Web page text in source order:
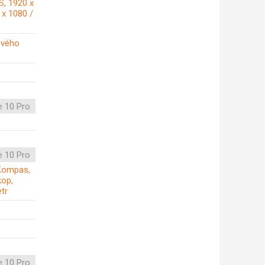
1920 x
x 1080 /
10 Pro
10 Pro
10 Pro